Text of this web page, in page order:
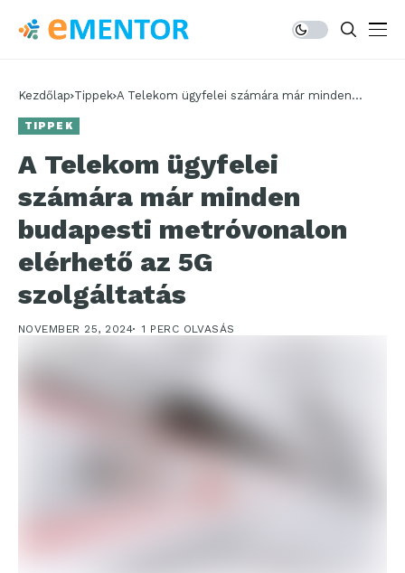
Kezdőlap Tippek A Telekom ügyfelei számára már minden
TIPPEK
A Telekom ügyfelei
számára már minden
budapesti metróvonalon
elérhető az 5G
szolgáltatás
NOVEMBER 25, 2024 1 PERC OLVASÁS